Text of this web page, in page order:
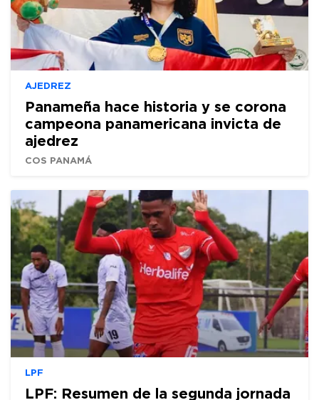
AJEDREZ
Panameña hace historia y se corona
campeona panamericana invicta de
ajedrez
COS PANAMÁ
LPF
LPF: Resumen de la segunda jornada